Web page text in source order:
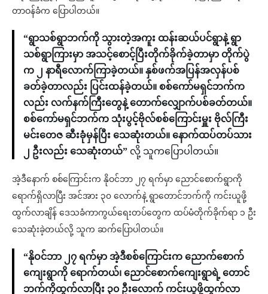
တာဝန်ခံက ပြောပါတယ်။
“ရွာသစ်ရွာဘက်ကို သွားတဲ့အကူး ထန်းဆယ်ပင်ရွာနဲ့ ရွာ
သစ်ရွာကြားမှာ အသင့်စောင့်ပြီးတိုက်ခိုက်ခဲ့တာမှာ တိုက်ပွဲ
က ၂ နာရီလောက်ကြာခဲ့တယ်။ နှစ်ဖက်အပြန်အလှန်ပစ်
ခတ်ခဲ့တာလည်း ပြင်းထန်ခဲ့တယ်။ စစ်ကော်မရှင်ဘက်က
လည်း လက်နက်ကြီးတွေနဲ့ တောက်လျှောက်ပစ်ခတ်တယ်။
စစ်ကော်မရှင်ဘက်က သုံးပွင့်ဗိုလ်စစ်ကြောင်းမှူး ဗိုလ်ကြီး
မင်းတေဇ ဆီးခုံမှန်ပြီး သေဆုံးတယ်။ နောက်ထပ်တပ်သား
၂ ဦးလည်း သေဆုံးတယ်” လို့ သူကပြောပါတယ်။
အဲ့ဒီနောက် စစ်ကြောင်းက နိုဝင်ဘာ ၂၇ ရက်မှာ ညောင်စောက်ရွာကို
ရောက်ရှိလာပြီး အင်အား ၃၀ လောက်နဲ့ ရွာတောင်ဘက်ကို ကင်းယူဖို့
ထွက်လာချိန် ဒေသခံကာကွယ်ရေးတပ်တွေက ထပ်မံတိုက်ခိုက်ရာ ၁ ဦး
သေဆုံးခဲ့တယ်လို့ သူက ဆက်ပြောပါတယ်။
“နိုဝင်ဘာ ၂၇ ရက်မှာ အဲ့ဒီစစ်ကြောင်းက ညောက်စောက်
ကျေးရွာကို ရောက်တယ်၊ ညောင်စောက်ကျေးရွာရဲ့ တောင်
ဘက်ကိုထွက်လာပြီး ၃၀ ဦးလောက် ကင်းယူဖို့ထွက်လာ